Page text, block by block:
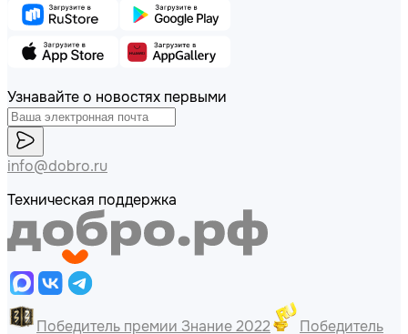
Узнавайте о новостях первыми
info@dobro.ru
Техническая поддержка
Победитель премии Знание 2022 Победитель